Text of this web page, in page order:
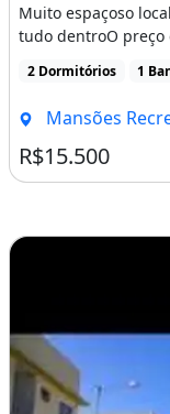
Muito espaçoso
tudo dentroO preço
2 Dormitórios 1
Mansões
R$15.500